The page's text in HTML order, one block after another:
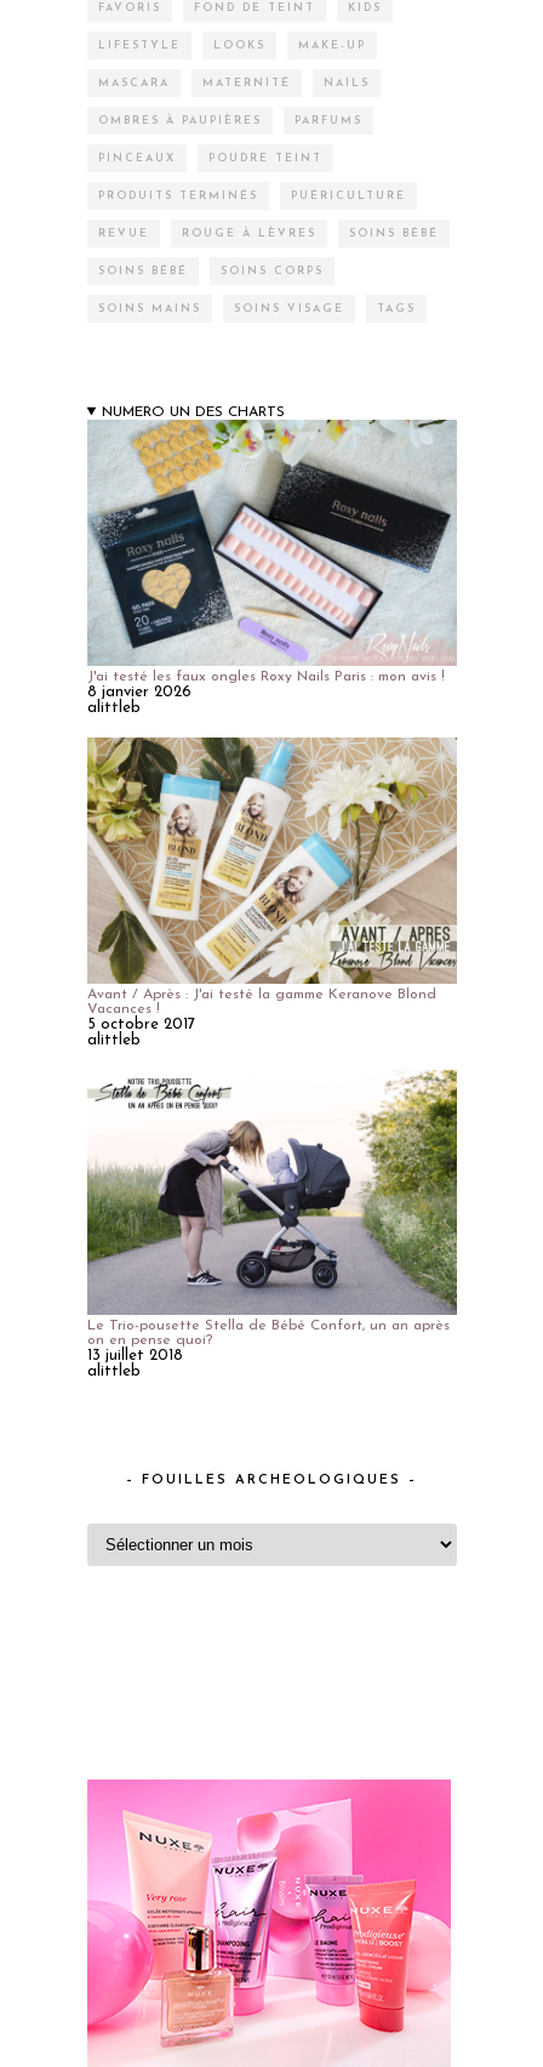
FAVORIS FOND DE TEINT KIDS
LIFESTYLE LOOKS MAKE-UP
MASCARA MATERNITÉ NAILS
OMBRES À PAUPIÈRES PARFUMS
PINCEAUX POUDRE TEINT
PRODUITS TERMINÉS PUÉRICULTURE
REVUE ROUGE À LÈVRES SOINS BÉBÉ
SOINS BÉBÉ SOINS CORPS
SOINS MAINS SOINS VISAGE TAGS
NUMERO UN DES CHARTS
J'ai testé les faux ongles Roxy Nails Paris : mon avis !
8 janvier 2026
alittleb
Avant / Après : J'ai testé la gamme Keranove Blond
Vacances !
5 octobre 2017
alittleb
Le Trio-pousette Stella de Bébé Confort, un an après
on en pense quoi?
13 juillet 2018
alittleb
– FOUILLES ARCHEOLOGIQUES –